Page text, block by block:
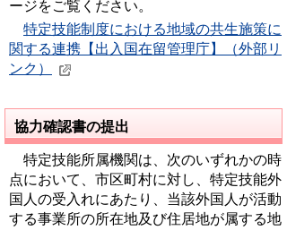
ージをご覧ください。
特定技能制度における地域の共生施策に
関する連携【出入国在留管理庁】（外部リ
ンク）
協力確認書の提出
特定技能所属機関は、次のいずれかの時
点において、市区町村に対し、特定技能外
国人の受入れにあたり、当該外国人が活動
する事業所の所在地及び住居地が属する地